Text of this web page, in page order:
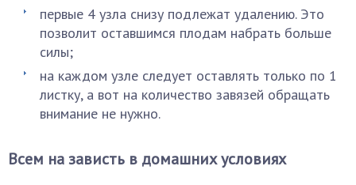
первые 4 узла снизу подлежат удалению. Это
позволит оставшимся плодам набрать больше
силы;
на каждом узле следует оставлять только по 1
листку, а вот на количество завязей обращать
внимание не нужно.
Всем на зависть в домашних условиях